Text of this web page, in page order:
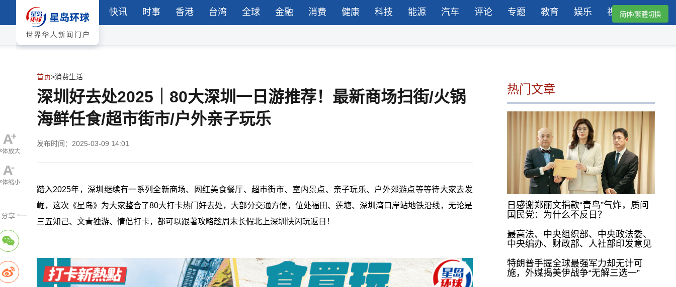
快讯 时事 香港 台湾 全球 金融 消费 健康 科技 能源 汽车 评论 专题 教育 娱乐 视频简体/繁體切換
首页>消费生活
深圳好去处2025｜80大深圳一日游推荐！最新商场扫街/火锅
海鲜任食/超市街市/户外亲子玩乐
发布时间：2025-03-09 14:01
踏入2025年，深圳继续有一系列全新商场、网红美食餐厅、超市街市、室内景点、亲子玩乐、户外郊游点等等待大家去发
崛，这次《星岛》为大家整合了80大打卡热门好去处，大部分交通方便，位处福田、莲塘、深圳湾口岸站地铁沿线，无论是
三五知己、文青独游、情侣打卡，都可以跟著攻略趁周末长假北上深圳快闪玩返日！
热门文章
日感谢郑丽文捐款“青鸟”气炸，质问
国民党：为什么不反日？
最高法、中央组织部、中央政法委、
中央编办、财政部、人社部印发意见
特朗普手握全球最强军力却无计可
施，外媒揭美伊战争“无解三选一”